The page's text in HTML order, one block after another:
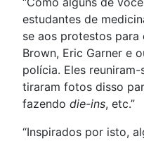
estudantes de
se aos protestos
Brown, Eric Garner e
polícia. Eles
tiraram fotos disso
fazendo die-ins, etc.”
“Inspirados por isto,